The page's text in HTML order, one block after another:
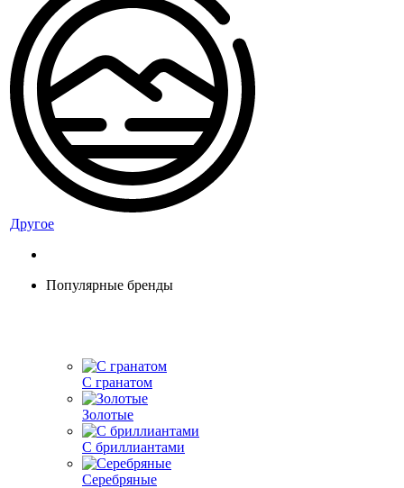
Другое
Популярные бренды
С гранатом
Золотые
С бриллиантами
Серебряные